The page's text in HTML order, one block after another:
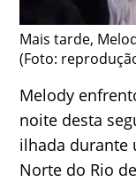
Mais tarde,
(Foto:
Melody
noite desta
ilhada durante
Norte do Rio